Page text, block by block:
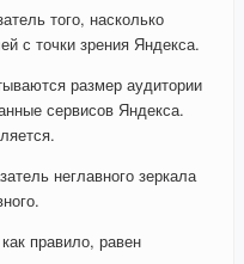
того, насколько
с точки зрения Яндекса.
размер аудитории
сервисов Яндекса.
неглавного зеркала
правило, равен